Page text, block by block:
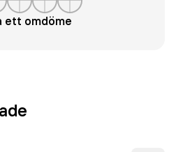
ett omdöme